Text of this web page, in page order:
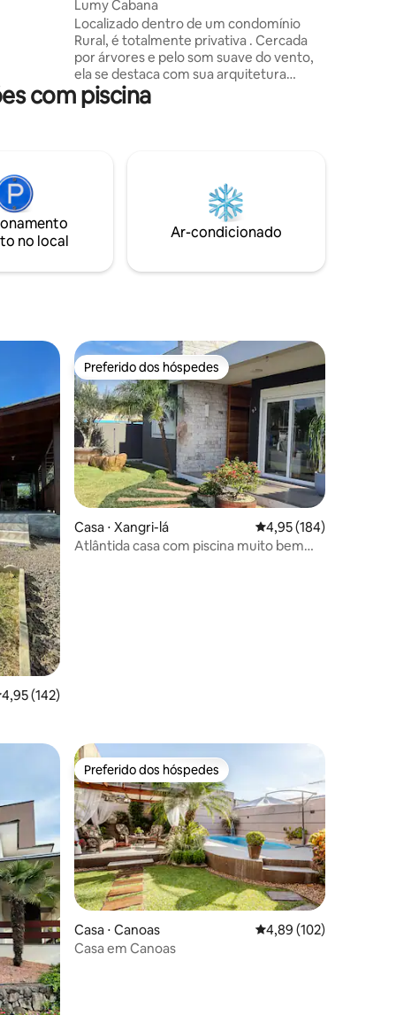
Lumy Cabana
Localizado dentro de um condomínio
Rural, é totalmente privativa . Cercada
por árvores e pelo som suave do vento,
ela se destaca com sua arquitetura
moderna.O que mais impressiona é a
vista. De qualquer ponto da casa, é
À noite, o silêncio é quebrado apenas
pelos sons da natureza. Também
oferecemos café da manhã opcional à
com piscina
no local
Ar-condicionado
hóspedes
de uma avaliação média de 5, 142 avaliações
4,95 (142)
Preferido dos hóspedes
Preferido dos hóspedes
Casa ⋅ Xangri-lá 4,95 de uma avaliação
4,95 (184)
Atlântida casa com piscina muito bem
Preferido dos hóspedes
Preferido dos hóspedes
Casa ⋅ Canoas 4,89 de uma avaliação
4,89 (102)
Casa em Canoas